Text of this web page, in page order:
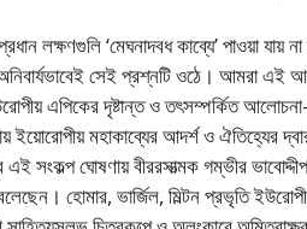
লক্ষণগুলি ‘মেঘনাদবধ কাব্যে’ পাওয়া যায়
সেই প্রশ্নটি ওঠে। আমরা এই
এপিকের দৃষ্টান্ত ও তৎসম্পর্কিত আলোচনা-
ইয়োরোপীয় মহাকাব্যের আদর্শ ও ঐতিহ্যের
এই সংকল্প ঘোষণায় বীররসাত্মক গম্ভীর
হোমার, ভার্জিল, মিল্টন প্রভৃতি